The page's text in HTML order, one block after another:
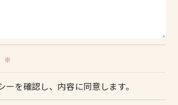
※
ーを確認し、内容に同意します。